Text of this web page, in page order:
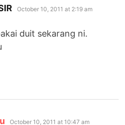
says:
October 10, 2011 at 2:19 am
duit sekarang ni.
says:
October 10, 2011 at 10:47 am